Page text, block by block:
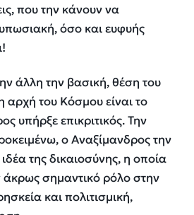
που την κάνουν να
όσο και ευφυής
άλλη την βασική, θέση του
του Κόσμου είναι το
υπήρξε επικριτικός. Την
ο Αναξίμανδρος την
της δικαιοσύνης, η οποία
άκρως σημαντικό ρόλο στην
και πολιτισμική,